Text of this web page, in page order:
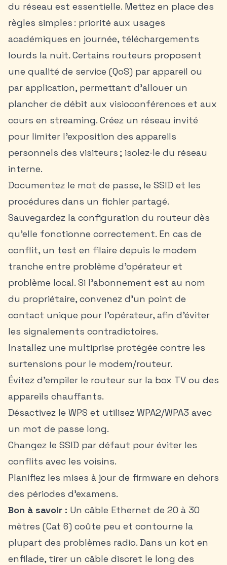
du réseau est essentielle. Mettez en place des
règles simples : priorité aux usages
académiques en journée, téléchargements
lourds la nuit. Certains routeurs proposent
une qualité de service (QoS) par appareil ou
par application, permettant d’allouer un
plancher de débit aux visioconférences et aux
cours en streaming. Créez un réseau invité
pour limiter l’exposition des appareils
personnels des visiteurs ; isolez‑le du réseau
interne.
Documentez le mot de passe, le SSID et les
procédures dans un fichier partagé.
Sauvegardez la configuration du routeur dès
qu’elle fonctionne correctement. En cas de
conflit, un test en filaire depuis le modem
tranche entre problème d’opérateur et
problème local. Si l’abonnement est au nom
du propriétaire, convenez d’un point de
contact unique pour l’opérateur, afin d’éviter
les signalements contradictoires.
Installez une multiprise protégée contre les
surtensions pour le modem/routeur.
Évitez d’empiler le routeur sur la box TV ou des
appareils chauffants.
Désactivez le WPS et utilisez WPA2/WPA3 avec
un mot de passe long.
Changez le SSID par défaut pour éviter les
conflits avec les voisins.
Planifiez les mises à jour de firmware en dehors
des périodes d’examens.
Bon à savoir : Un câble Ethernet de 20 à 30
mètres (Cat 6) coûte peu et contourne la
plupart des problèmes radio. Dans un kot en
enfilade, tirer un câble discret le long des